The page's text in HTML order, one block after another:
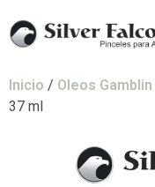
Inicio / Oleos Gamblin
37 ml